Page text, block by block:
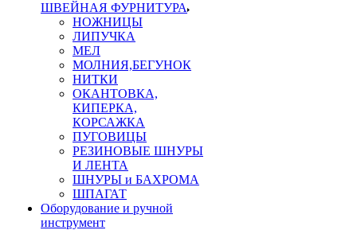
ШВЕЙНАЯ ФУРНИТУРА
НОЖНИЦЫ
ЛИПУЧКА
МЕЛ
МОЛНИЯ,БЕГУНОК
НИТКИ
ОКАНТОВКА,
КИПЕРКА,
КОРСАЖКА
ПУГОВИЦЫ
РЕЗИНОВЫЕ ШНУРЫ
И ЛЕНТА
ШНУРЫ и БАХРОМА
ШПАГАТ
Оборудование и ручной
инструмент